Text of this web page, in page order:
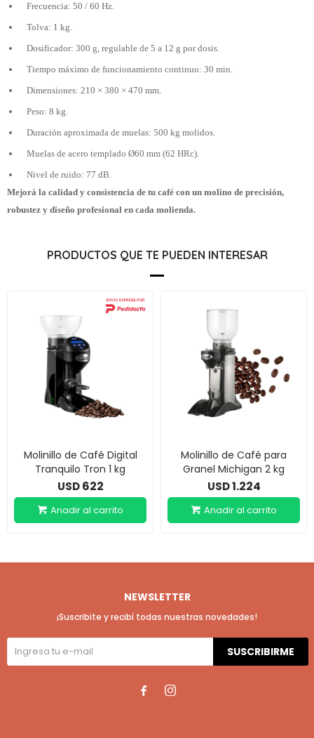
Frecuencia: 50 / 60 Hz.
Tolva: 1 kg.
Dosificador: 300 g, regulable de 5 a 12 g por dosis.
Tiempo máximo de funcionamiento continuo: 30 min.
Dimensiones: 210 × 380 × 470 mm.
Peso: 8 kg.
Duración aproximada de muelas: 500 kg molidos.
Muelas de acero templado Ø60 mm (62 HRc).
Nivel de ruido: 77 dB.
Mejorá la calidad y consistencia de tu café con un molino de precisión,
robustez y diseño profesional en cada molienda.
PRODUCTOS QUE TE PUEDEN INTERESAR
Molinillo de Café Digital
Tranquilo Tron 1 kg
USD 622
Molinillo de Café para
Granel Michigan 2 kg
USD1.224
NEWSLETTER
¡Suscribite y recibí todas nuestras novedades!
SUSCRIBIRME
 